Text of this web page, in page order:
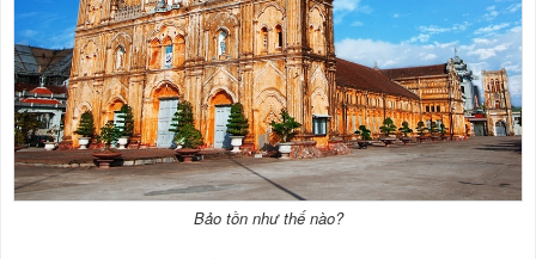
Bảo tồn như thế nào?